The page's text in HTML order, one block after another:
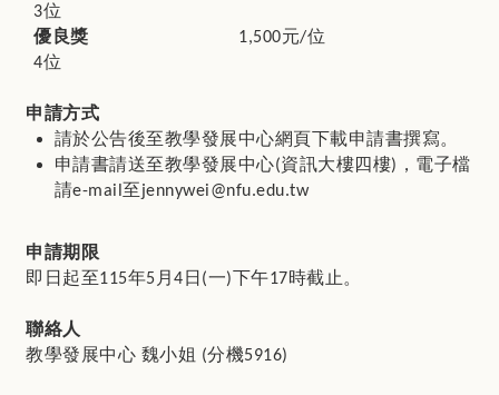
3位
優良獎
1,500元/位
4位
申請方式
請於公告後至教學發展中心網頁下載申請書撰寫。
申請書請送至教學發展中心(資訊大樓四樓) ，電子檔
請e-mail至jennywei@nfu.edu.tw
申請期限
即日起至115年5 月4 日 (一)下午17時截止。
聯絡人
教學發展中心 魏小姐 (分機5916)